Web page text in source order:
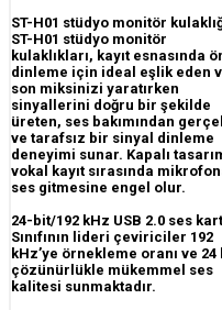
ST-H01 stüdyo monitör
ST-H01 stüdyo monitör
kulaklıkları, kayıt esnasında
dinleme için ideal eşlik eden
son miksinizi yaratırken
sinyallerini doğru bir şekilde
üreten, ses bakımından
ve tarafsız bir sinyal dinleme
deneyimi sunar. Kapalı
vokal kayıt sırasında
ses gitmesine engel olur.
24-bit/192 kHz USB 2.0 ses
Sınıfının lideri çeviriciler 192
kHz’ye örnekleme oranı ve 24
çözünürlükle mükemmel ses
kalitesi sunmaktadır.